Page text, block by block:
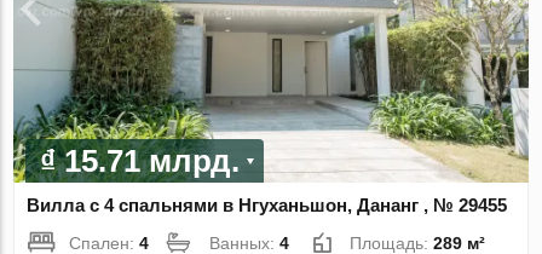
₫ 15.71 млрд.
Вилла с 4 спальнями в Нгуханьшон, Дананг , № 29455
Спален:4 Ванных:4 Площадь:289 м²